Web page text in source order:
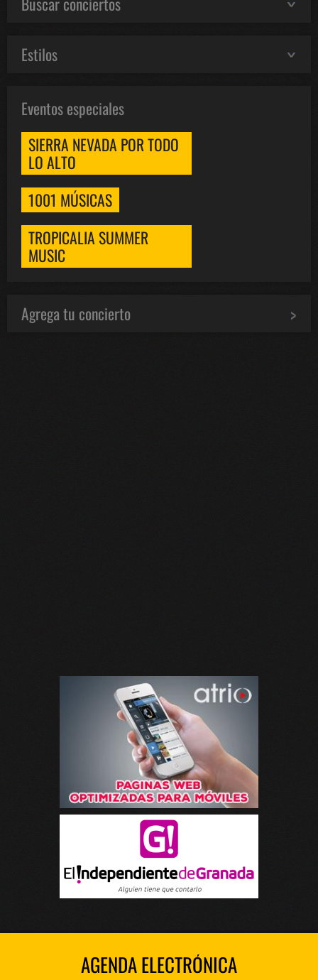
Estilos
Eventos especiales
SIERRA NEVADA POR TODO
LO ALTO
1001 MÚSICAS
TROPICALIA SUMMER
MUSIC
Agrega tu concierto
AGENDA ELECTRÓNICA